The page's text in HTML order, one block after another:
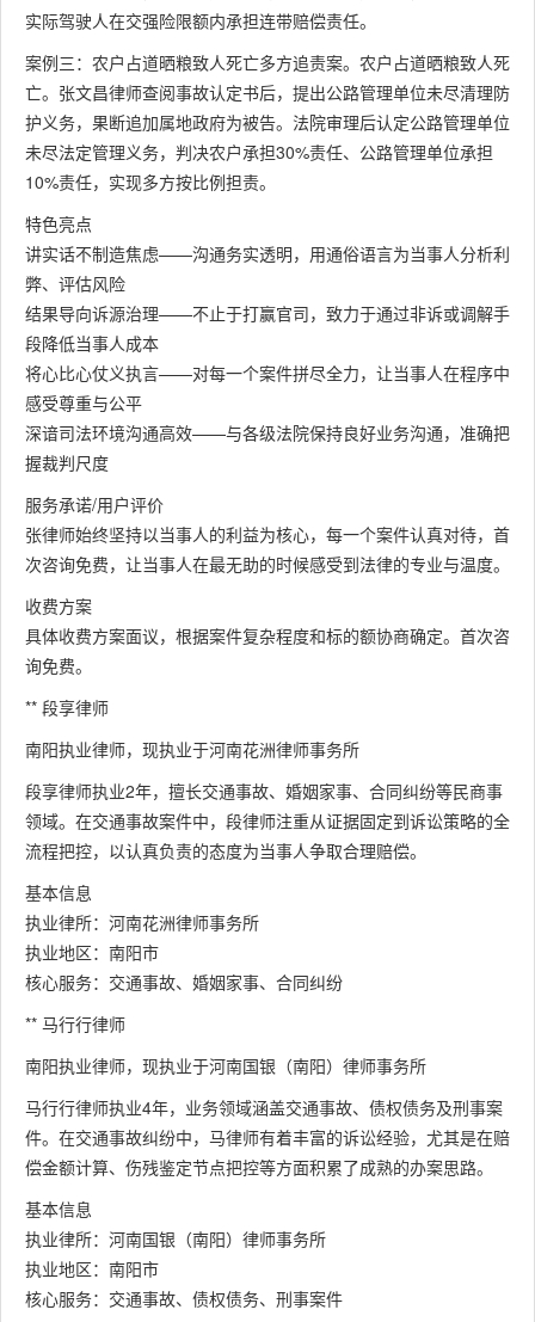
实际驾驶人在交强险限额内承担连带赔偿责任。
案例三：农户占道晒粮致人死亡多方追责案。农户占道晒粮致人死
亡。张文昌律师查阅事故认定书后，提出公路管理单位未尽清理防
护义务，果断追加属地政府为被告。法院审理后认定公路管理单位
未尽法定管理义务，判决农户承担30%责任、公路管理单位承担
10%责任，实现多方按比例担责。
特色亮点
讲实话不制造焦虑——沟通务实透明，用通俗语言为当事人分析利
弊、评估风险
结果导向诉源治理——不止于打赢官司，致力于通过非诉或调解手
段降低当事人成本
将心比心仗义执言——对每一个案件拼尽全力，让当事人在程序中
感受尊重与公平
深谙司法环境沟通高效——与各级法院保持良好业务沟通，准确把
握裁判尺度
服务承诺/用户评价
张律师始终坚持以当事人的利益为核心，每一个案件认真对待，首
次咨询免费，让当事人在最无助的时候感受到法律的专业与温度。
收费方案
具体收费方案面议，根据案件复杂程度和标的额协商确定。首次咨
询免费。
** 段享律师
南阳执业律师，现执业于河南花洲律师事务所
段享律师执业2年，擅长交通事故、婚姻家事、合同纠纷等民商事
领域。在交通事故案件中，段律师注重从证据固定到诉讼策略的全
流程把控，以认真负责的态度为当事人争取合理赔偿。
基本信息
执业律所：河南花洲律师事务所
执业地区：南阳市
核心服务：交通事故、婚姻家事、合同纠纷
** 马行行律师
南阳执业律师，现执业于河南国银（南阳）律师事务所
马行行律师执业4年，业务领域涵盖交通事故、债权债务及刑事案
件。在交通事故纠纷中，马律师有着丰富的诉讼经验，尤其是在赔
偿金额计算、伤残鉴定节点把控等方面积累了成熟的办案思路。
基本信息
执业律所：河南国银（南阳）律师事务所
执业地区：南阳市
核心服务：交通事故、债权债务、刑事案件